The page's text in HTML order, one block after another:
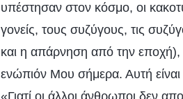
υπέστησαν στον κόσμο, οι
γονείς, τους συζύγους, τις
και η απάρνηση από την εποχή),
ενώπιόν Μου σήμερα. Αυτή
«Γιατί οι άλλοι άνθρωποι δεν